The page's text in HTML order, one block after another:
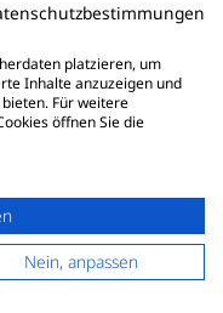
platzieren, um
Inhalte anzuzeigen und
Für weitere
öffnen Sie die
Nein, anpassen